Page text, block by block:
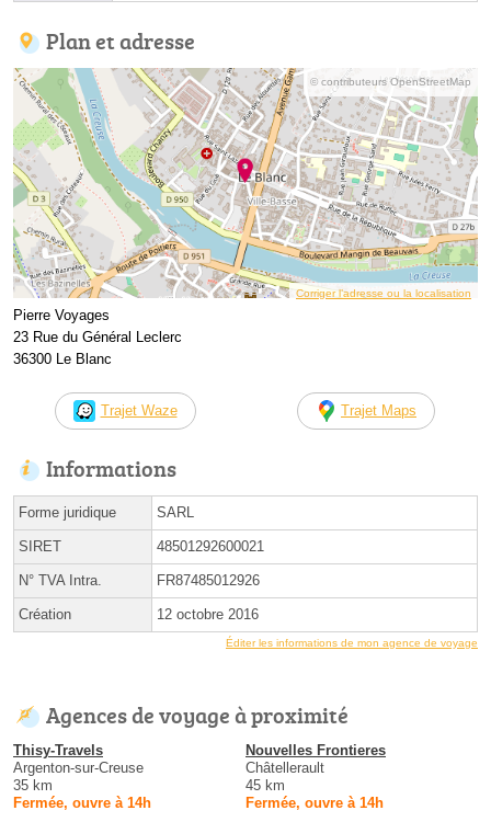
Plan et adresse
© contributeurs OpenStreetMap
Corriger l’adresse ou la localisation
Pierre Voyages
23 Rue du Général Leclerc
36300 Le Blanc
Trajet Waze Trajet Maps
Informations
Forme juridique SARL
SIRET 48501292600021
N° TVA Intra. FR87485012926
Création 12 octobre 2016
Éditer les informations de mon agence de voyage
Agences de voyage à proximité
Thisy-Travels
Argenton-sur-Creuse
35 km
Fermée, ouvre à 14h
Nouvelles Frontieres
Châtellerault
45 km
Fermée, ouvre à 14h